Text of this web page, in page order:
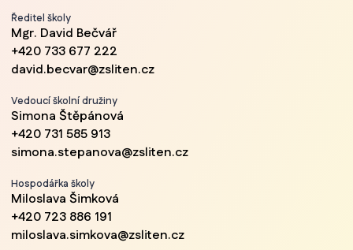
Ředitel školy
Mgr. David Bečvář
+420 733 677 222
david.becvar@zsliten.cz
Vedoucí školní družiny
Simona Štěpánová
+420 731 585 913
simona.stepanova@zsliten.cz
Hospodářka školy
Miloslava Šimková
+420 723 886 191
miloslava.simkova@zsliten.cz